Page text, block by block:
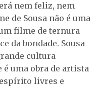
nem feliz, nem
de Sousa não é uma
filme de ternura
da bondade. Sousa
cultura
uma obra de artista
espírito livres e